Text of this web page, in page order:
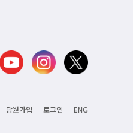
당원가입 로그인 ENG